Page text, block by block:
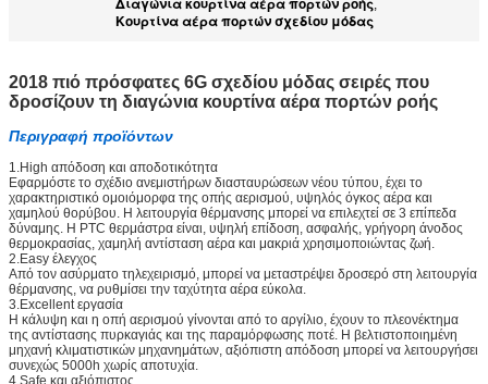
,
Κουρτίνα αέρα πορτών σχεδίου μόδας
2018 πιό πρόσφατες 6G σχεδίου μόδας σειρές που
δροσίζουν τη διαγώνια κουρτίνα αέρα πορτών ροής
Περιγραφή προϊόντων
1.High απόδοση και αποδοτικότητα
Εφαρμόστε το σχέδιο ανεμιστήρων διασταυρώσεων νέου τύπου, έχει το
χαρακτηριστικό ομοιόμορφα της οπής αερισμού, υψηλός όγκος αέρα και
χαμηλού θορύβου. Η λειτουργία θέρμανσης μπορεί να επιλεχτεί σε 3 επίπεδα
δύναμης. Η PTC θερμάστρα είναι, υψηλή επίδοση, ασφαλής, γρήγορη άνοδος
θερμοκρασίας, χαμηλή αντίσταση αέρα και μακριά χρησιμοποιώντας ζωή.
2.Easy έλεγχος
Από τον ασύρματο τηλεχειρισμό, μπορεί να μεταστρέψει δροσερό στη λειτουργία
θέρμανσης, να ρυθμίσει την ταχύτητα αέρα εύκολα.
3.Excellent εργασία
Η κάλυψη και η οπή αερισμού γίνονται από το αργίλιο, έχουν το πλεονέκτημα
της αντίστασης πυρκαγιάς και της παραμόρφωσης ποτέ. Η βελτιστοποιημένη
μηχανή κλιματιστικών μηχανημάτων, αξιόπιστη απόδοση μπορεί να λειτουργήσει
συνεχώς 5000h χωρίς αποτυχία.
4.Safe και αξιόπιστος